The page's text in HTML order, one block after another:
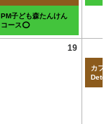
PM子ども森たんけん
コース⭕
19
カ